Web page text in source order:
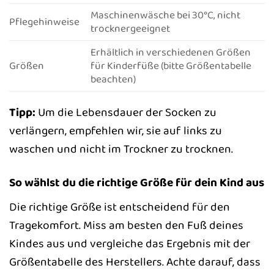
Pflegehinweise
Maschinenwäsche bei 30°C, nicht
trocknergeeignet
Größen
Erhältlich in verschiedenen Größen
für Kinderfüße (bitte Größentabelle
beachten)
Tipp: Um die Lebensdauer der Socken zu
verlängern, empfehlen wir, sie auf links zu
waschen und nicht im Trockner zu trocknen.
So wählst du die richtige Größe für dein Kind aus
Die richtige Größe ist entscheidend für den
Tragekomfort. Miss am besten den Fuß deines
Kindes aus und vergleiche das Ergebnis mit der
Größentabelle des Herstellers. Achte darauf, dass